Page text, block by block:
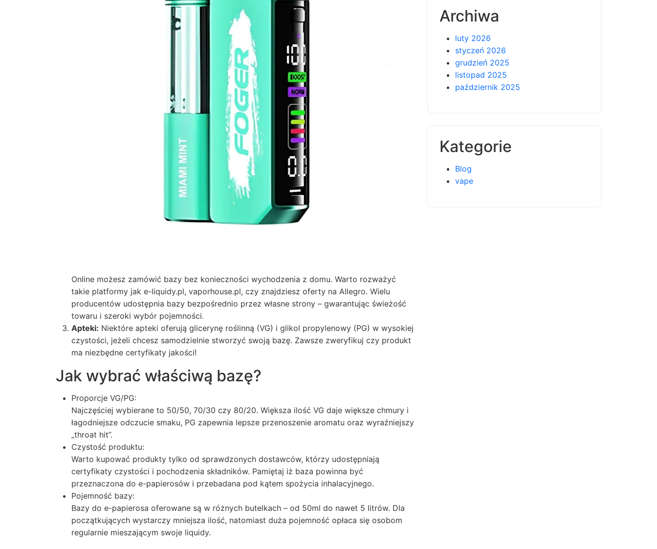
Online możesz zamówić bazy bez konieczności wychodzenia z domu. Warto rozważyć
takie platformy jak e-liquidy.pl, vaporhouse.pl, czy znajdziesz oferty na Allegro. Wielu
producentów udostępnia bazy bezpośrednio przez własne strony – gwarantując świeżość
towaru i szeroki wybór pojemności.
Apteki: Niektóre apteki oferują glicerynę roślinną (VG) i glikol propylenowy (PG) w wysokiej
czystości, jeżeli chcesz samodzielnie stworzyć swoją bazę. Zawsze zweryfikuj czy produkt
ma niezbędne certyfikaty jakości!
Jak wybrać właściwą bazę?
Proporcje VG/PG:
Najczęściej wybierane to 50/50, 70/30 czy 80/20. Większa ilość VG daje większe chmury i
łagodniejsze odczucie smaku, PG zapewnia lepsze przenoszenie aromatu oraz wyraźniejszy
„throat hit”.
Czystość produktu:
Warto kupować produkty tylko od sprawdzonych dostawców, którzy udostępniają
certyfikaty czystości i pochodzenia składników. Pamiętaj iż baza powinna być
przeznaczona do e-papierosów i przebadana pod kątem spożycia inhalacyjnego.
Pojemność bazy:
Bazy do e-papierosa oferowane są w różnych butelkach – od 50ml do nawet 5 litrów. Dla
początkujących wystarczy mniejsza ilość, natomiast duża pojemność opłaca się osobom
regularnie mieszającym swoje liquidy.
Archiwa
luty 2026
styczeń 2026
grudzień 2025
listopad 2025
październik 2025
Kategorie
Blog
vape